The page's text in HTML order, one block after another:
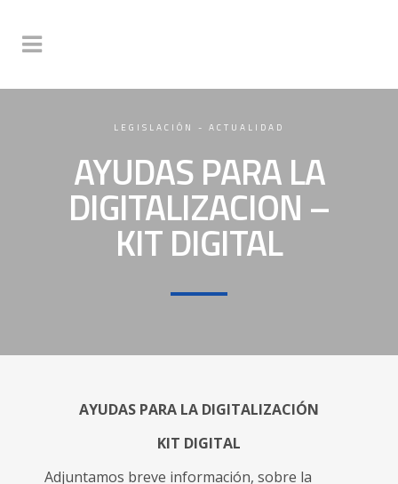
LEGISLACIÓN - ACTUALIDAD
AYUDAS PARA LA
DIGITALIZACION –
KIT DIGITAL
AYUDAS PARA LA DIGITALIZACIÓN
KIT DIGITAL
Adjuntamos breve información, sobre la